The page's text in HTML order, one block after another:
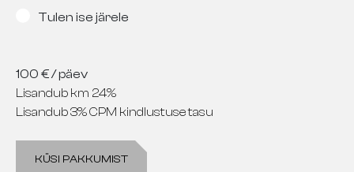
Tulen ise järele
100 € / päev
Lisandub km 24%
Lisandub 3% CPM kindlustuse tasu
KÜSI PAKKUMIST